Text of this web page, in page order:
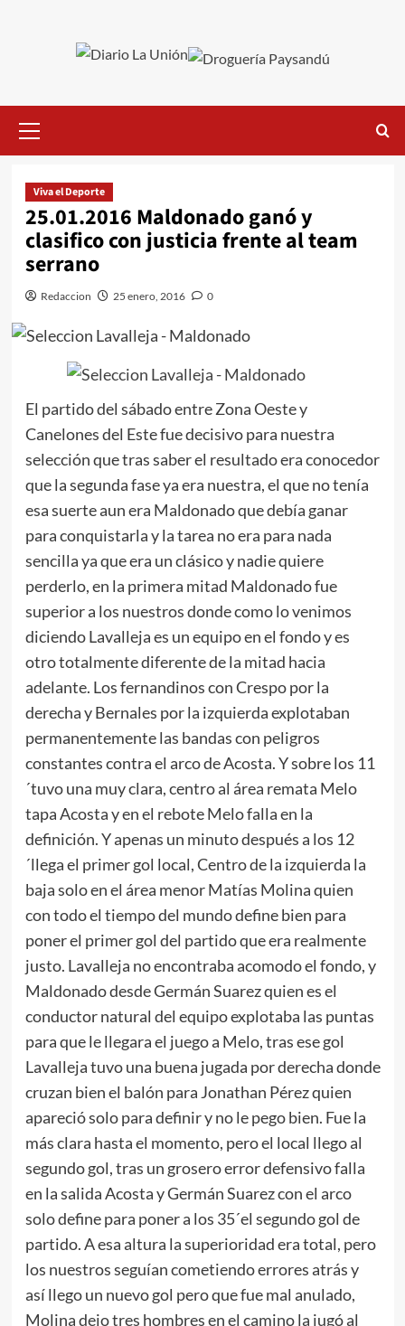
primario
Viva el Deporte
25.01.2016 Maldonado ganó y
clasifico con justicia frente al team
serrano
Redaccion 25 enero, 2016 0
El partido del sábado entre Zona Oeste y
Canelones del Este fue decisivo para nuestra
selección que tras saber el resultado era conocedor
que la segunda fase ya era nuestra, el que no tenía
esa suerte aun era Maldonado que debía ganar
para conquistarla y la tarea no era para nada
sencilla ya que era un clásico y nadie quiere
perderlo, en la primera mitad Maldonado fue
superior a los nuestros donde como lo venimos
diciendo Lavalleja es un equipo en el fondo y es
otro totalmente diferente de la mitad hacia
adelante. Los fernandinos con Crespo por la
derecha y Bernales por la izquierda explotaban
permanentemente las bandas con peligros
constantes contra el arco de Acosta. Y sobre los 11
´tuvo una muy clara, centro al área remata Melo
tapa Acosta y en el rebote Melo falla en la
definición. Y apenas un minuto después a los 12
´llega el primer gol local, Centro de la izquierda la
baja solo en el área menor Matías Molina quien
con todo el tiempo del mundo define bien para
poner el primer gol del partido que era realmente
justo. Lavalleja no encontraba acomodo el fondo, y
Maldonado desde Germán Suarez quien es el
conductor natural del equipo explotaba las puntas
para que le llegara el juego a Melo, tras ese gol
Lavalleja tuvo una buena jugada por derecha donde
cruzan bien el balón para Jonathan Pérez quien
apareció solo para definir y no le pego bien. Fue la
más clara hasta el momento, pero el local llego al
segundo gol, tras un grosero error defensivo falla
en la salida Acosta y Germán Suarez con el arco
solo define para poner a los 35´el segundo gol de
partido. A esa altura la superioridad era total, pero
los nuestros seguían cometiendo errores atrás y
así llego un nuevo gol pero que fue mal anulado,
Molina dejo tres hombres en el camino la jugó al